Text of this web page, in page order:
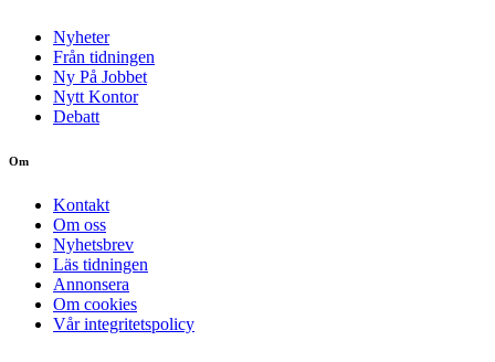
Nyheter
Från tidningen
Ny På Jobbet
Nytt Kontor
Debatt
Om
Kontakt
Om oss
Nyhetsbrev
Läs tidningen
Annonsera
Om cookies
Vår integritetspolicy